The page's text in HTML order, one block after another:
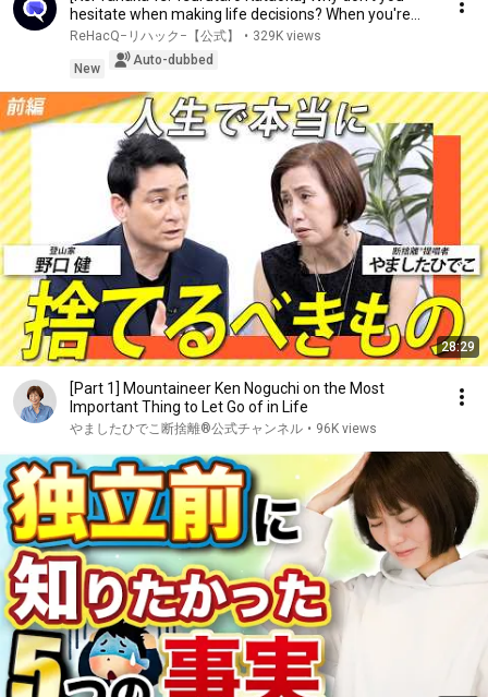
hesitate when making life decisions? When you're...
ReHacQ−リハック−【公式】 • 329K views
New
Auto-dubbed
28:29
[Part 1] Mountaineer Ken Noguchi on the Most
Important Thing to Let Go of in Life
やましたひでこ断捨離®︎公式チャンネル • 96K views